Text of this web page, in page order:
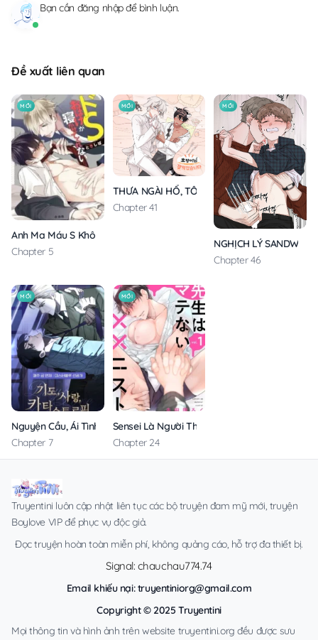
Bạn cần đăng nhậpđể bình luận.
Đề xuất liên quan
MỚI
Anh Ma Máu S Không Cho Tôi Ngủ Yên
Chapter 5
MỚI
THƯA NGÀI HỔ, TÔI ĐÃ ĂN RẤT NGON MIỆNG
Chapter 41
MỚI
NGHỊCH LÝ SANDWICH
Chapter 46
MỚI
Nguyện Cầu, Ái Tình, Tai Ương
Chapter 7
MỚI
Sensei Là Người Thích Chơi Mông
Chapter 24
Truyentini luôn cập nhật liên tục các bộ truyện đam mỹ mới, truyện
Boylove VIP để phục vụ độc giả.
Đọc truyện hoàn toàn miễn phí, không quảng cáo, hỗ trợ đa thiết bị.
Signal: chauchau774.74
Email khiếu nại:truyentiniorg@gmail.com
Copyright © 2025 Truyentini
Mọi thông tin và hình ảnh trên website truyentini.org đều được sưu